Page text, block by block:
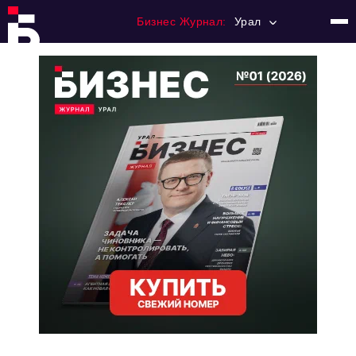
Бизнес Журнал: Урал
Тема номера